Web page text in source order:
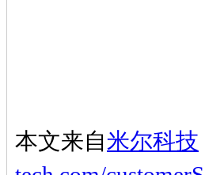
本文来自米尔科技